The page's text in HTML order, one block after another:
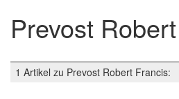
Prevost
1 Artikel zu Prevost Robert Francis: